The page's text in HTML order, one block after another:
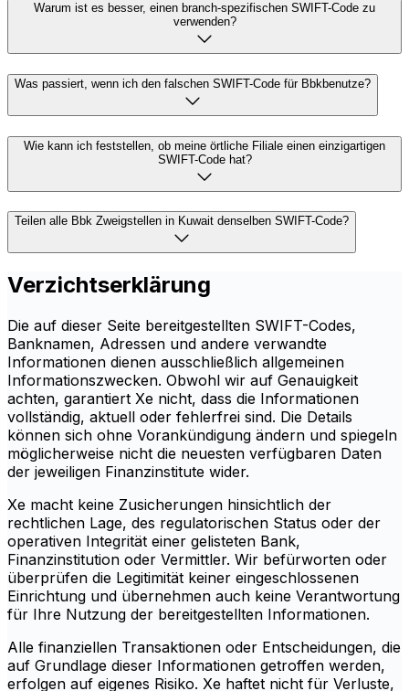
Warum ist es besser, einen branch-spezifischen SWIFT-Code zu
verwenden?
Was passiert, wenn ich den falschen SWIFT-Code für Bbkbenutze?
Wie kann ich feststellen, ob meine örtliche Filiale einen einzigartigen
SWIFT-Code hat?
Teilen alle Bbk Zweigstellen in Kuwait denselben SWIFT-Code?
Verzichtserklärung
Die auf dieser Seite bereitgestellten SWIFT-Codes,
Banknamen, Adressen und andere verwandte
Informationen dienen ausschließlich allgemeinen
Informationszwecken. Obwohl wir auf Genauigkeit
achten, garantiert Xe nicht, dass die Informationen
vollständig, aktuell oder fehlerfrei sind. Die Details
können sich ohne Vorankündigung ändern und spiegeln
möglicherweise nicht die neuesten verfügbaren Daten
der jeweiligen Finanzinstitute wider.
Xe macht keine Zusicherungen hinsichtlich der
rechtlichen Lage, des regulatorischen Status oder der
operativen Integrität einer gelisteten Bank,
Finanzinstitution oder Vermittler. Wir befürworten oder
überprüfen die Legitimität keiner eingeschlossenen
Einrichtung und übernehmen auch keine Verantwortung
für Ihre Nutzung der bereitgestellten Informationen.
Alle finanziellen Transaktionen oder Entscheidungen, die
auf Grundlage dieser Informationen getroffen werden,
erfolgen auf eigenes Risiko. Xe haftet nicht für Verluste,